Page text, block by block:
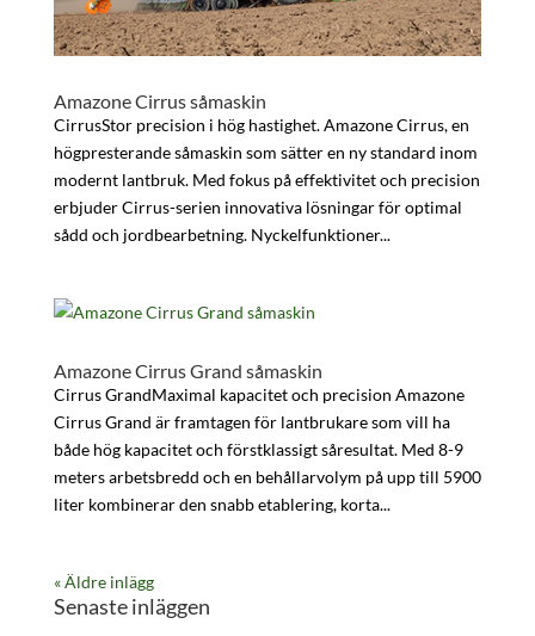
Amazone Cirrus såmaskin
CirrusStor precision i hög hastighet. Amazone Cirrus, en
högpresterande såmaskin som sätter en ny standard inom
modernt lantbruk. Med fokus på effektivitet och precision
erbjuder Cirrus-serien innovativa lösningar för optimal
sådd och jordbearbetning. Nyckelfunktioner...
Amazone Cirrus Grand såmaskin
Cirrus GrandMaximal kapacitet och precision Amazone
Cirrus Grand är framtagen för lantbrukare som vill ha
både hög kapacitet och förstklassigt såresultat. Med 8-9
meters arbetsbredd och en behållarvolym på upp till 5900
liter kombinerar den snabb etablering, korta...
« Äldre inlägg
Senaste inläggen